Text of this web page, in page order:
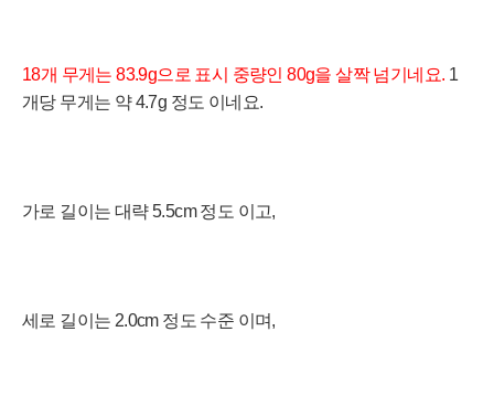
18개 무게는 83.9g으로 표시 중량인 80g을 살짝 넘기네요. 1
개당 무게는 약 4.7g 정도 이 네요.
가로 길이는 대략 5.5cm 정도 이고,
세로 길이는 2.0cm 정도 수준 이며,